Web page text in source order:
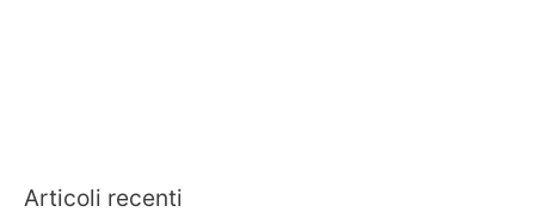
Articoli recenti